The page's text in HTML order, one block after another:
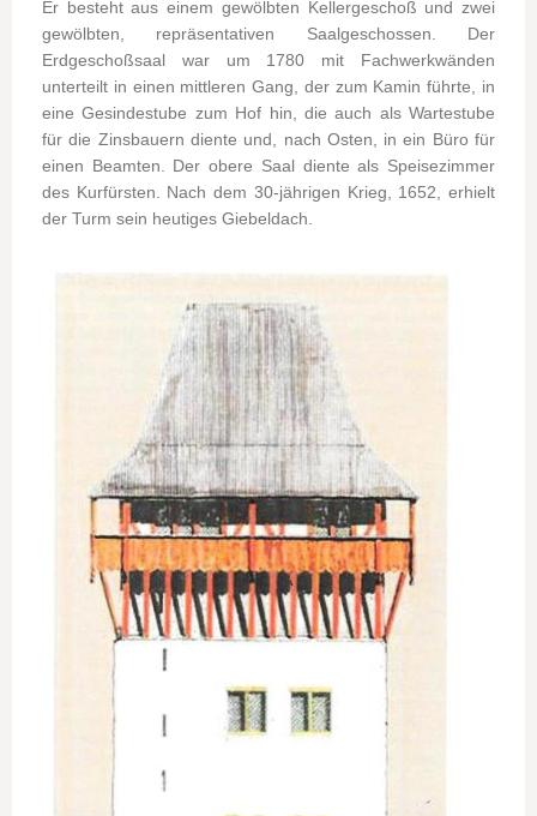
Er besteht aus einem gewölbten Kellergeschoß und zwei
gewölbten, repräsentativen Saalgeschossen. Der
Erdgeschoßsaal war um 1780 mit Fachwerkwänden
unterteilt in einen mittleren Gang, der zum Kamin führte, in
eine Gesindestube zum Hof hin, die auch als Wartestube
für die Zinsbauern diente und, nach Osten, in ein Büro für
einen Beamten. Der obere Saal diente als Speisezimmer
des Kurfürsten. Nach dem 30-jährigen Krieg, 1652, erhielt
der Turm sein heutiges Giebeldach.